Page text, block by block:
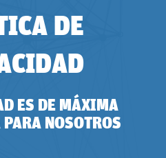
DE
ES DE MÁXIMA
NOSOTROS